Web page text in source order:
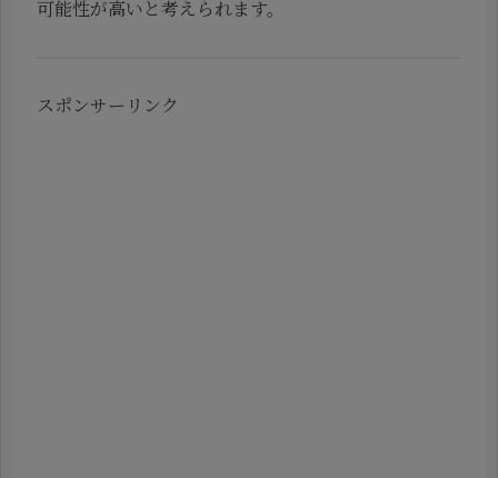
可能性が高いと考えられます。
スポンサーリンク